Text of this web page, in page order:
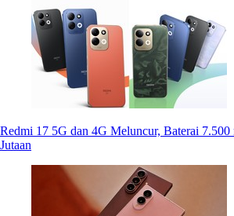
Redmi 17 5G dan 4G Meluncur, Baterai
Jutaan